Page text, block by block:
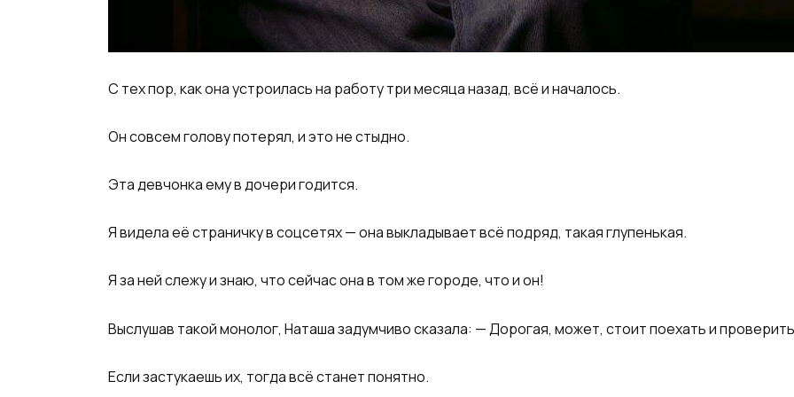
С тех пор, как она устроилась на работу три месяца назад, всё и началось.
Он совсем голову потерял, и это не стыдно.
Эта девчонка ему в дочери годится.
Я видела её страничку в соцсетях — она выкладывает всё подряд, такая глупенькая.
Я за ней слежу и знаю, что сейчас она в том же городе, что и он!
Выслушав такой монолог, Наташа задумчиво сказала: — Дорогая, может, стоит поехать и
Если застукаешь их, тогда всё станет понятно.